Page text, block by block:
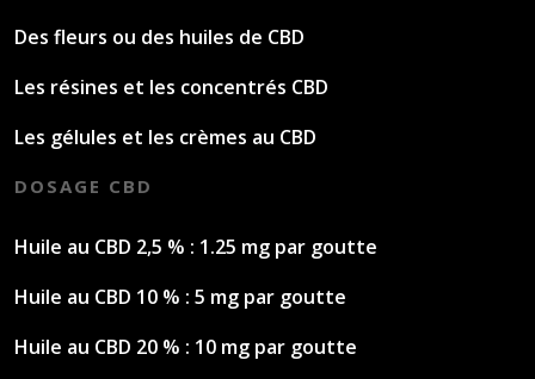
Des fleurs ou des huiles de CBD
Les résines et les concentrés CBD
Les gélules et les crèmes au CBD
DOSAGE CBD
Huile au CBD 2,5 % : 1.25 mg par goutte
Huile au CBD 10 % : 5 mg par goutte
Huile au CBD 20 % : 10 mg par goutte